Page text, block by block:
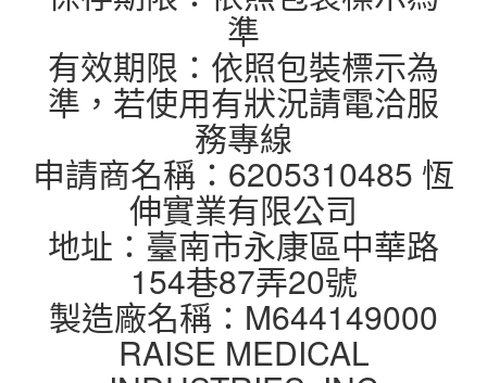
準
有效期限：依照包裝標示為
準，若使用有狀況請電洽服
務專線
申請商名稱：6205310485 恆
伸實業有限公司
地址：臺南市永康區中華路
154巷87弄20號
製造廠名稱：M644149000
RAISE MEDICAL